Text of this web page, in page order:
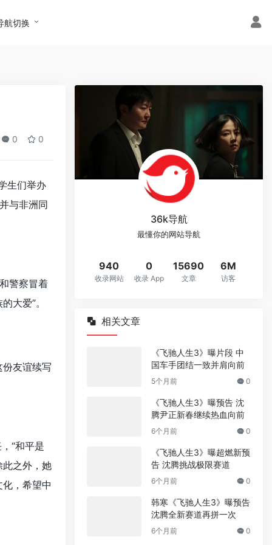
航切换
0 0
生们举办
与非洲同
警察冒着
大爱”。
友谊续写
“和平是
此之外，她
，希望中
36k导航
最懂你的网站导航
940
收录网站
0
收录 App
15690
文章
6M
访客
相关文章
《飞驰人生3》曝片段 中
国车手团结一致并肩向前
5个月前 0
《飞驰人生3》曝预告 沈
腾尹正新春继续热血向前
6个月前 0
《飞驰人生3》曝超燃新预
告 沈腾挑战极限赛道
6个月前 0
韩寒《飞驰人生3》曝预告
沈腾全新赛道再拼一次
6个月前 0